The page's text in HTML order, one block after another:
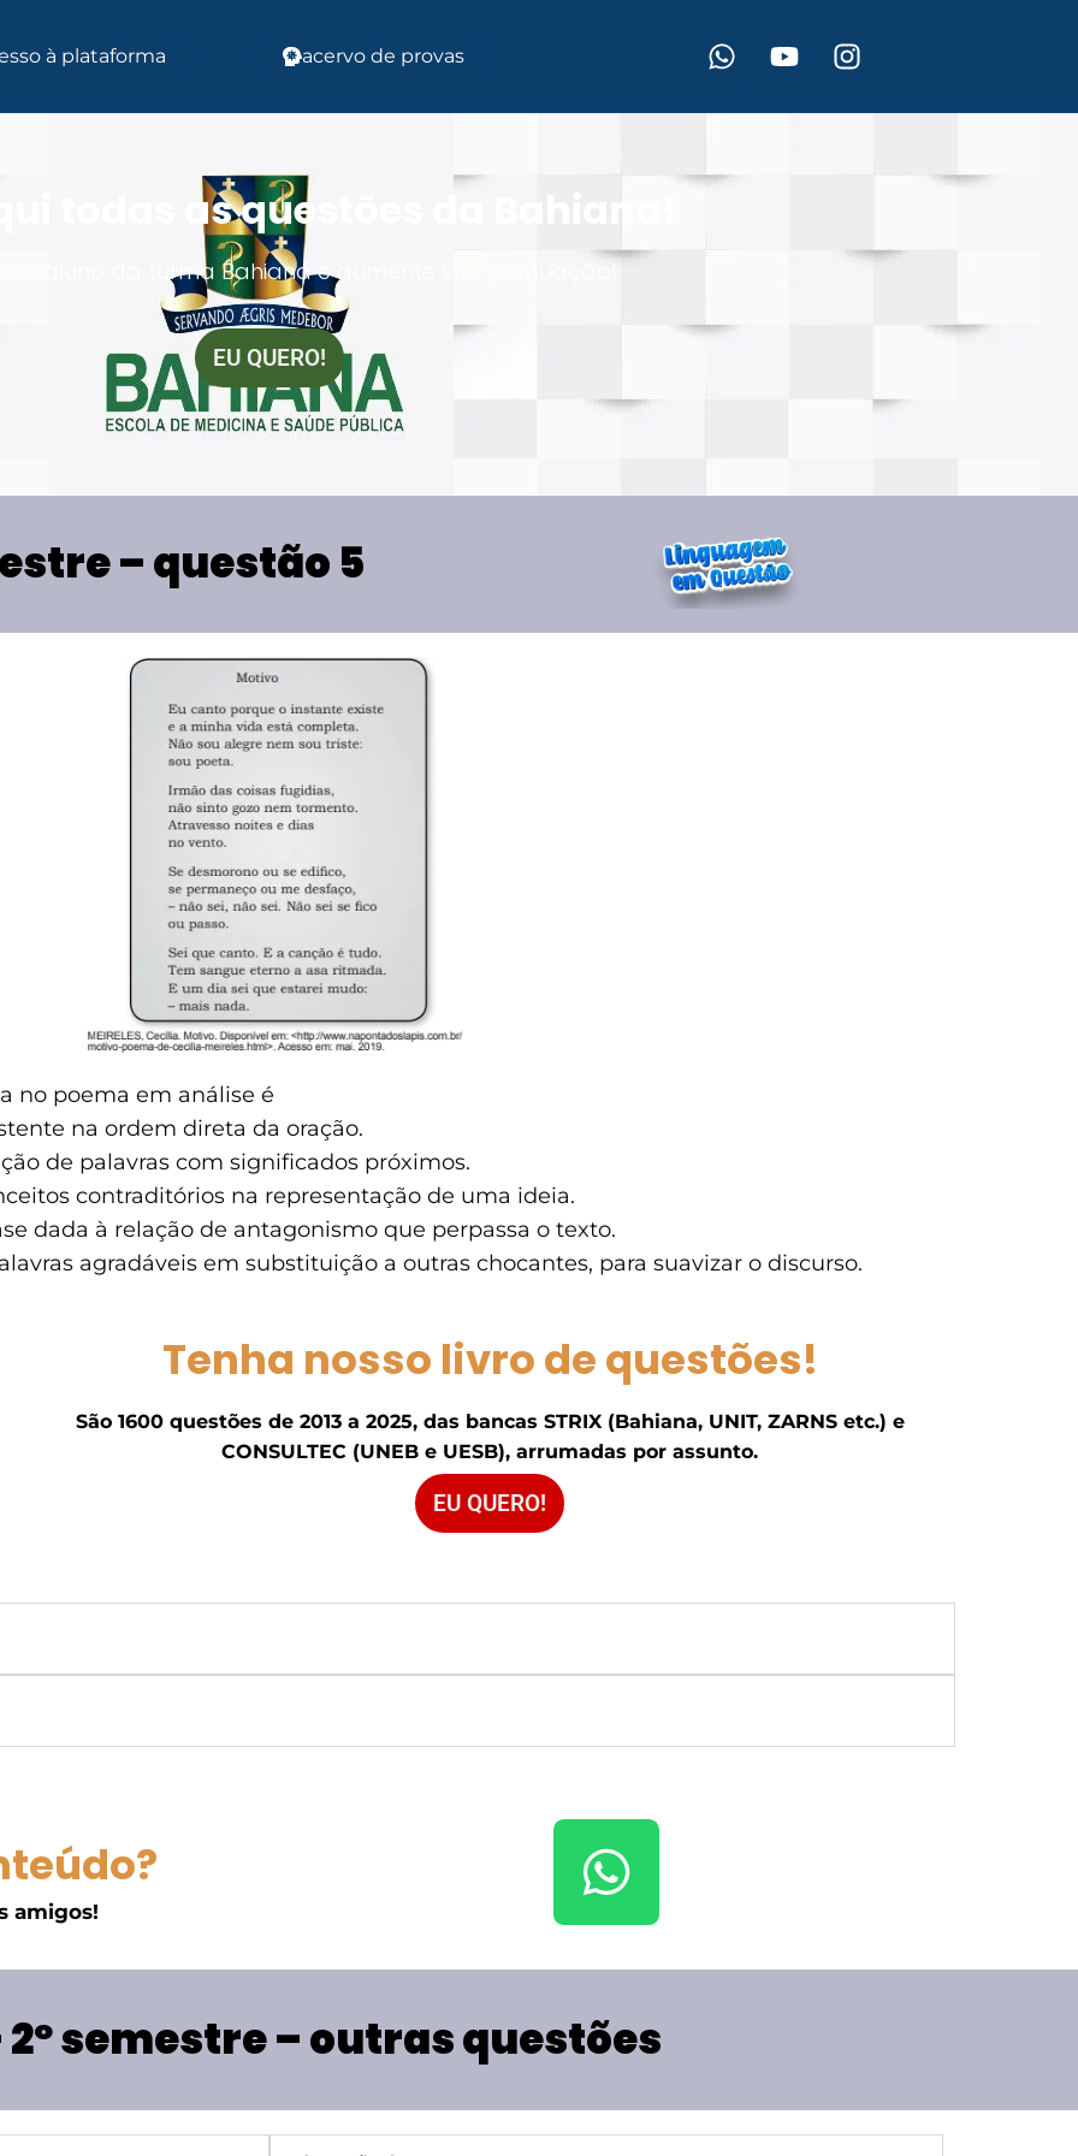
à plataforma acervo de provas
todas as questões da Bahiana!
aluno da turma Bahiana e aumente sua pontuação!
EU QUERO!
– questão 5
no poema em análise é
na ordem direta da oração.
de palavras com significados próximos.
contraditórios na representação de uma ideia.
dada à relação de antagonismo que perpassa o texto.
agradáveis em substituição a outras chocantes, para suavizar o discurso.
Tenha nosso livro de questões!
São 1600 questões de 2013 a 2025, das bancas STRIX (Bahiana, UNIT, ZARNS etc.) e
CONSULTEC (UNEB e UESB), arrumadas por assunto.
EU QUERO!
amigos!
2º semestre – outras questões